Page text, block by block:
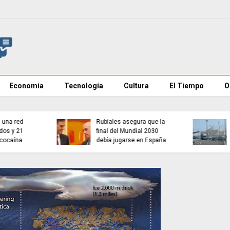
Economía Tecnología Cultura El Tiempo
del Mundial 2030 a
Marruecos, según The
Castilla y León, Aragón y
Extremadura rechazan
acoger MENAs de Ceuta